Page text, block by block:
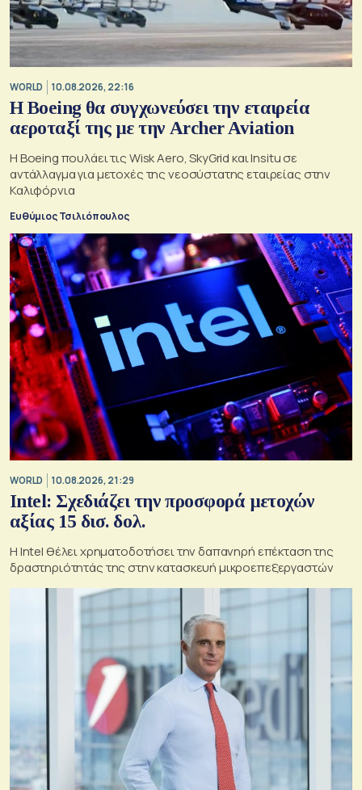
WORLD 10.08.2026, 22:16
Η Boeing θα συγχωνεύσει την εταιρεία
αεροταξί της με την Archer Aviation
Η Boeing πουλάει τις Wisk Aero, SkyGrid και Insitu σε
αντάλλαγμα για μετοχές της νεοσύστατης εταιρείας στην
Καλιφόρνια
Ευθύμιος Τσιλιόπουλος
WORLD 10.08.2026, 21:29
Intel: Σχεδιάζει την προσφορά μετοχών
αξίας 15 δισ. δολ.
Η Intel θέλει χρηματοδοτήσει την δαπανηρή επέκταση της
δραστηριότητάς της στην κατασκευή μικροεπεξεργαστών